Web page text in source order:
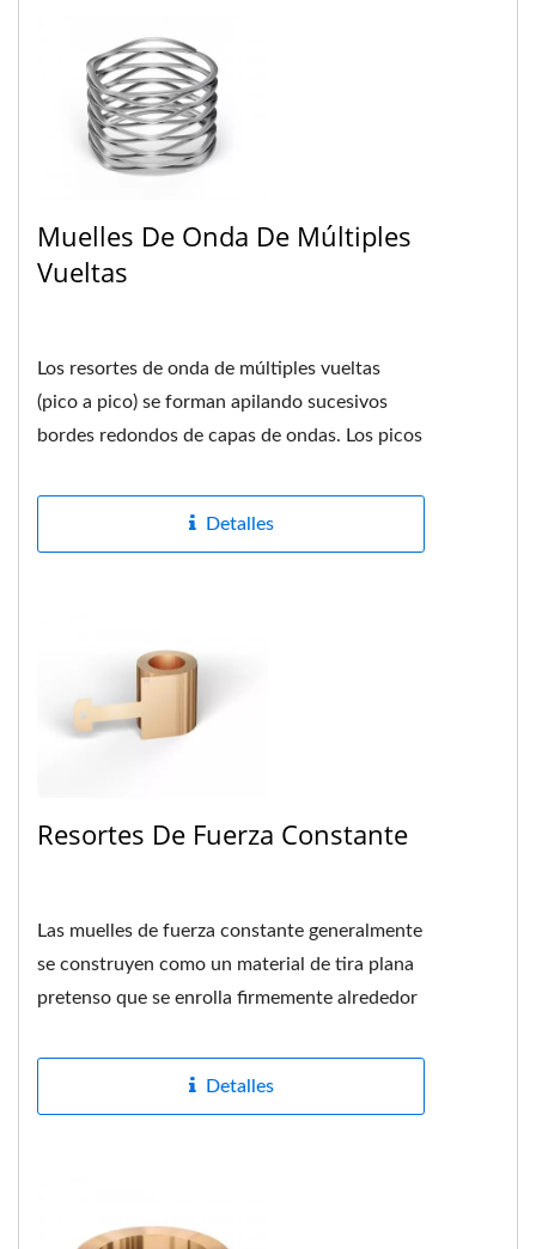
Muelles De Onda De Múltiples
Vueltas
Los resortes de onda de múltiples vueltas
(pico a pico) se forman apilando sucesivos
bordes redondos de capas de ondas. Los picos
Detalles
Resortes De Fuerza Constante
Las muelles de fuerza constante generalmente
se construyen como un material de tira plana
pretenso que se enrolla firmemente alrededor
Detalles